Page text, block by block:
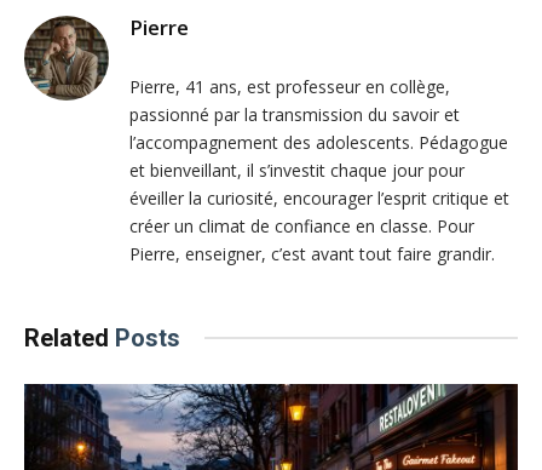
Pierre
Pierre, 41 ans, est professeur en collège,
passionné par la transmission du savoir et
l’accompagnement des adolescents. Pédagogue
et bienveillant, il s’investit chaque jour pour
éveiller la curiosité, encourager l’esprit critique et
créer un climat de confiance en classe. Pour
Pierre, enseigner, c’est avant tout faire grandir.
Related Posts